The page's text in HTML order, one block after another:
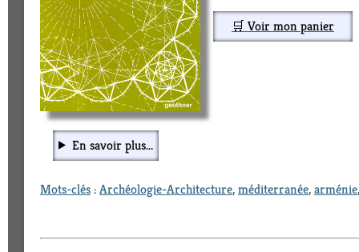
🛒 Voir mon panier
En savoir plus...
Mots-clés:Archéologie-Architecture,méditerranée,arménie